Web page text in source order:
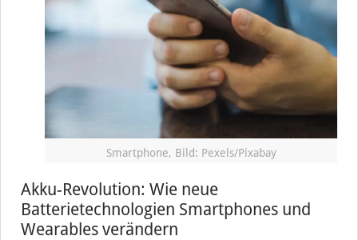
Smartphone, Bild: Pexels/Pixabay
Akku-Revolution: Wie neue
Batterietechnologien Smartphones und
Wearables verändern